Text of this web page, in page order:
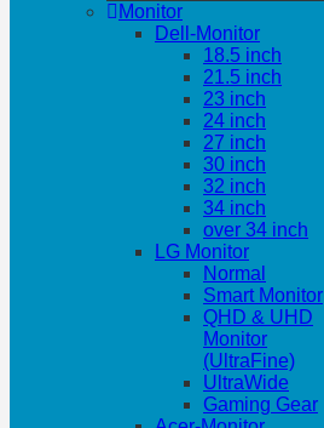
Monitor
Dell-Monitor
18.5 inch
21.5 inch
23 inch
24 inch
27 inch
30 inch
32 inch
34 inch
over 34 inch
LG Monitor
Normal
Smart Monitor
QHD & UHD
Monitor
(UltraFine)
UltraWide
Gaming Gear